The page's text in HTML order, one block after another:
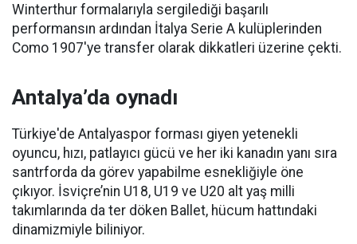
Winterthur formalarıyla sergilediği başarılı
performansın ardından İtalya Serie A kulüplerinden
Como 1907'ye transfer olarak dikkatleri üzerine çekti.
Antalya’da oynadı
Türkiye'de Antalyaspor forması giyen yetenekli
oyuncu, hızı, patlayıcı gücü ve her iki kanadın yanı sıra
santrforda da görev yapabilme esnekliğiyle öne
çıkıyor. İsviçre’nin U18, U19 ve U20 alt yaş milli
takımlarında da ter döken Ballet, hücum hattındaki
dinamizmiyle biliniyor.